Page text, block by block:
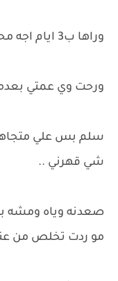
وراها ب3 ايام اجه محمد ع عمتي ياخذها ..
ورحت وي عمتي
سلم بس علي
شي قهرني ..
صعدنه وياه ومشه
مو ردت تخلص من